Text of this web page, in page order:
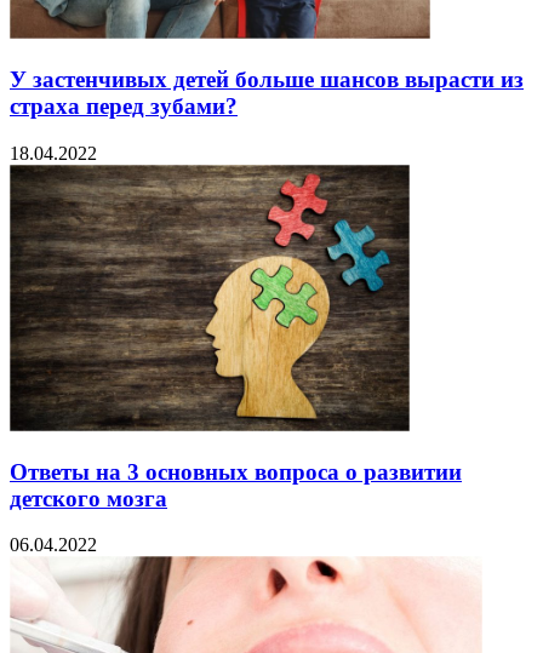
У застенчивых детей больше шансов вырасти из
страха перед зубами?
18.04.2022
Ответы на 3 основных вопроса о развитии
детского мозга
06.04.2022